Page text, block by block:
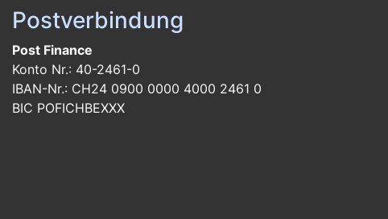
Postverbindung
Post Finance
Konto Nr.: 40-2461-0
IBAN-Nr.: CH24 0900 0000 4000 2461 0
BIC POFICHBEXXX